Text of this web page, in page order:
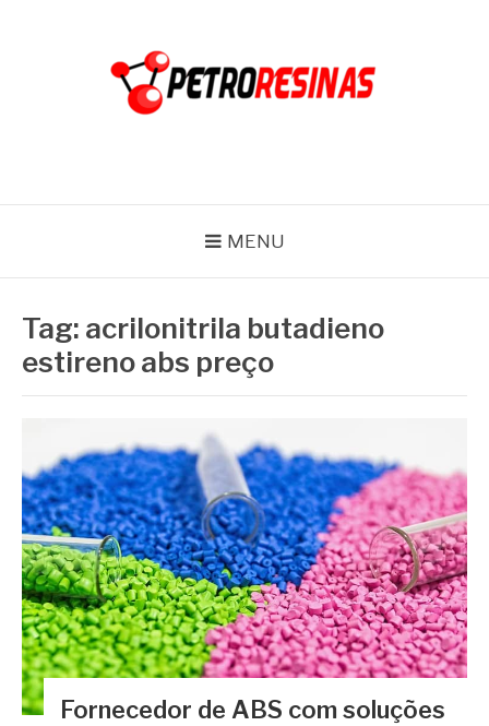
MENU
Tag: acrilonitrila butadieno
estireno abs preço
Fornecedor de ABS com soluções